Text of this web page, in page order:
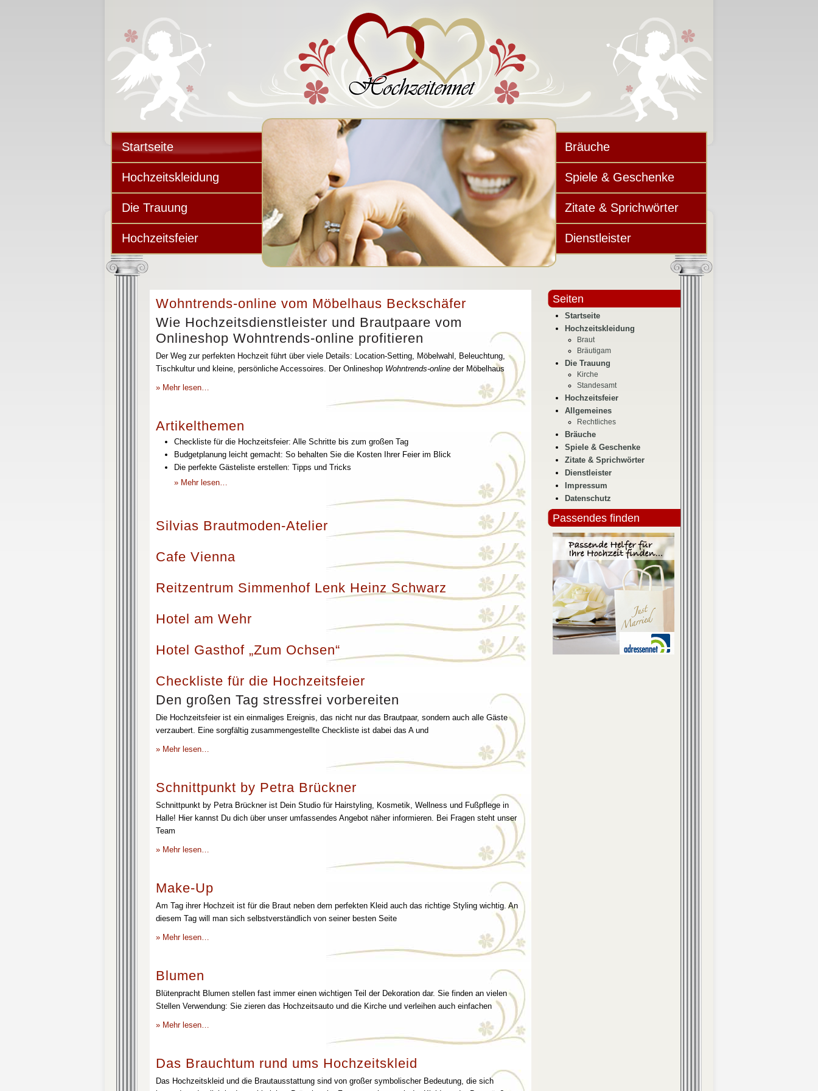
Startseite
Hochzeitskleidung
Die Trauung
Hochzeitsfeier
Bräuche
Spiele & Geschenke
Zitate & Sprichwörter
Dienstleister
Wohntrends-online vom Möbelhaus Beckschäfer
Wie Hochzeitsdienstleister und Brautpaare vom
Onlineshop Wohntrends-online profitieren
Der Weg zur perfekten Hochzeit führt über viele Details: Location-Setting, Möbelwahl, Beleuchtung,
Tischkultur und kleine, persönliche Accessoires. Der Onlineshop Wohntrends-online der Möbelhaus
» Mehr lesen…
Artikelthemen
Checkliste für die Hochzeitsfeier: Alle Schritte bis zum großen Tag
Budgetplanung leicht gemacht: So behalten Sie die Kosten Ihrer Feier im Blick
Die perfekte Gästeliste erstellen: Tipps und Tricks
» Mehr lesen…
Silvias Brautmoden-Atelier
Cafe Vienna
Reitzentrum Simmenhof Lenk Heinz Schwarz
Hotel am Wehr
Hotel Gasthof „Zum Ochsen“
Checkliste für die Hochzeitsfeier
Den großen Tag stressfrei vorbereiten
Die Hochzeitsfeier ist ein einmaliges Ereignis, das nicht nur das Brautpaar, sondern auch alle Gäste
verzaubert. Eine sorgfältig zusammengestellte Checkliste ist dabei das A und
» Mehr lesen…
Schnittpunkt by Petra Brückner
Schnittpunkt by Petra Brückner ist Dein Studio für Hairstyling, Kosmetik, Wellness und Fußpflege in
Halle! Hier kannst Du dich über unser umfassendes Angebot näher informieren. Bei Fragen steht unser
Team
» Mehr lesen…
Make-Up
Am Tag ihrer Hochzeit ist für die Braut neben dem perfekten Kleid auch das richtige Styling wichtig. An
diesem Tag will man sich selbstverständlich von seiner besten Seite
» Mehr lesen…
Blumen
Blütenpracht Blumen stellen fast immer einen wichtigen Teil der Dekoration dar. Sie finden an vielen
Stellen Verwendung: Sie zieren das Hochzeitsauto und die Kirche und verleihen auch einfachen
» Mehr lesen…
Das Brauchtum rund ums Hochzeitskleid
Das Hochzeitskleid und die Brautausstattung sind von großer symbolischer Bedeutung, die sich
Seiten
Startseite
Hochzeitskleidung
Braut
Bräutigam
Die Trauung
Kirche
Standesamt
Hochzeitsfeier
Allgemeines
Rechtliches
Bräuche
Spiele & Geschenke
Zitate & Sprichwörter
Dienstleister
Impressum
Datenschutz
Passendes finden